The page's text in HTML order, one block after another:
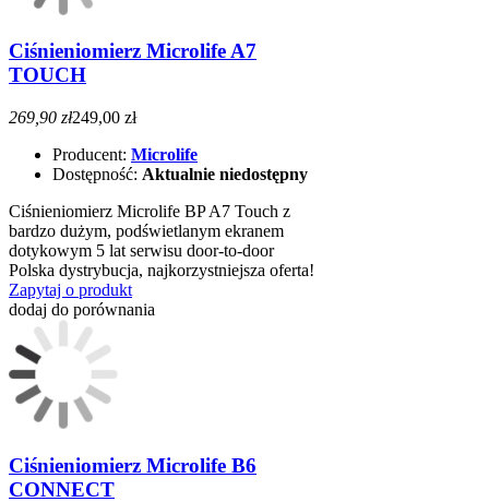
Ciśnieniomierz Microlife A7
TOUCH
269,90 zł249,00 zł
Producent: Microlife
Dostępność: Aktualnie niedostępny
Ciśnieniomierz Microlife BP A7 Touch z
bardzo dużym, podświetlanym ekranem
dotykowym 5 lat serwisu door-to-door
Polska dystrybucja, najkorzystniejsza oferta!
Zapytaj o produkt
dodaj do porównania
Ciśnieniomierz Microlife B6
CONNECT